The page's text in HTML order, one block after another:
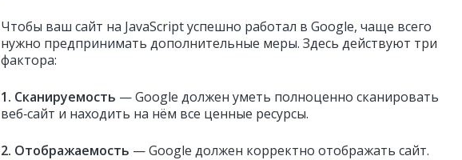
Чтобы ваш сайт на JavaScript успешно работал в Google, чаще всего
нужно предпринимать дополнительные меры. Здесь действуют три
фактора:
1. Сканируемость — Google должен уметь полноценно сканировать
веб‑сайт и находить на нём все ценные ресурсы.
2. Отображаемость — Google должен корректно отображать сайт.